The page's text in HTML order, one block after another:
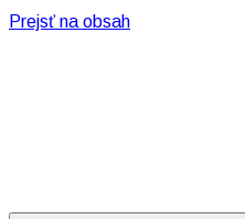
Prejsť na obsah